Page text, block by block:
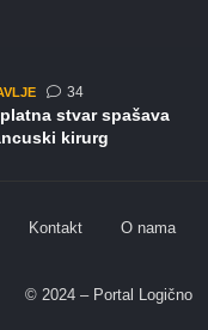
34komentara
stvar spašava
kirurg
Kontakt O nama
© 2024 – Portal Logično